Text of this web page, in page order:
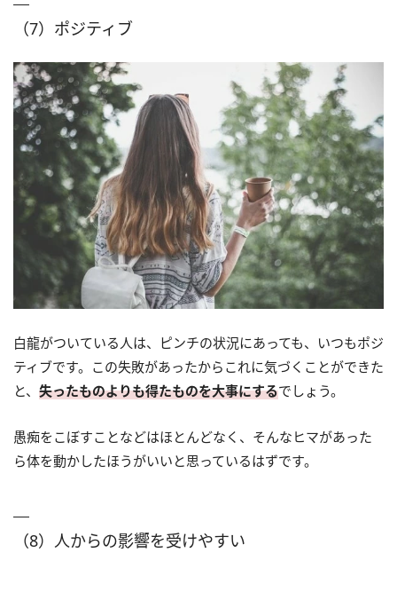
（7）ポジティブ
白龍がついている人は、ピンチの状況にあっても、いつもポジ
ティブです。この失敗があったからこれに気づくことができた
と、 失ったものよりも得たものを大事にするでしょう。
愚痴をこぼすことなどはほとんどなく、そんなヒマがあった
ら体を動かしたほうがいいと思っているはずです。
（8）人からの影響を受けやすい